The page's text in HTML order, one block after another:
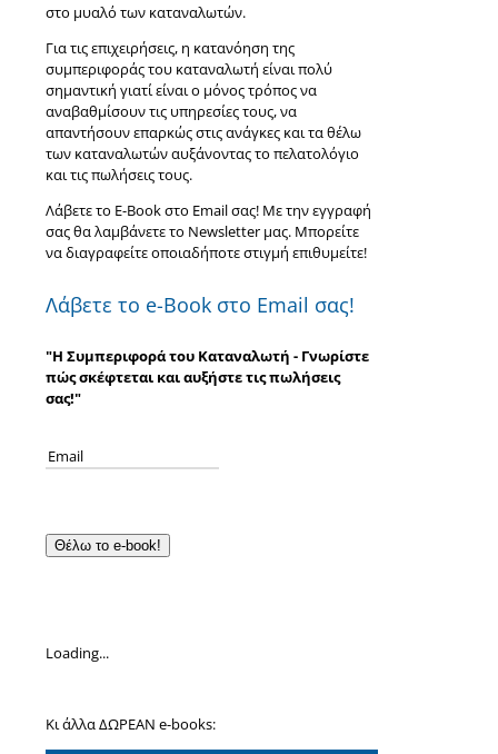
στο μυαλό των καταναλωτών.
Για τις επιχειρήσεις, η κατανόηση της
συμπεριφοράς του καταναλωτή είναι πολύ
σημαντική γιατί είναι ο μόνος τρόπος να
αναβαθμίσουν τις υπηρεσίες τους, να
απαντήσουν επαρκώς στις ανάγκες και τα θέλω
των καταναλωτών αυξάνοντας το πελατολόγιο
και τις πωλήσεις τους.
Λάβετε το E-Book στο Email σας! Με την εγγραφή
σας θα λαμβάνετε το Newsletter μας. Μπορείτε
να διαγραφείτε οποιαδήποτε στιγμή επιθυμείτε!
Λάβετε το e-Book στο Email σας!
"Η Συμπεριφορά του Καταναλωτή - Γνωρίστε
πώς σκέφτεται και αυξήστε τις πωλήσεις
σας!"
Θέλω το e-book!
Loading...
Κι άλλα ΔΩΡΕΑΝ e-books: